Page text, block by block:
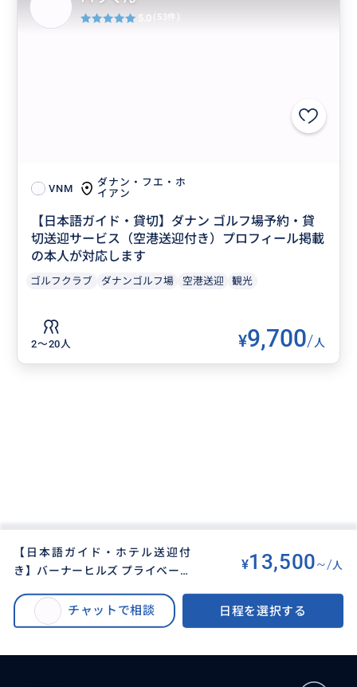
VNM
ダナン・フエ・ホ
イアン
【日本語ガイド・貸切】ダナン ゴルフ場予約・貸
切送迎サービス（空港送迎付き）プロフィール掲載
の本人が対応します
ゴルフクラブ ダナンゴルフ場 空港送迎 観光
2〜20人 ¥9,700/人
5.0 (53件)
【日本語ガイド・ホテル送迎付
き】バーナーヒルズ プライベート
場チケット込み／ダナンまたはホ
イアン発）プロフィール掲載の本
¥13,500~/ 人
チャットで相談 日程を選択する
【日本語ガイド・ホテル送迎付き】バーナーヒルズ プライベートツアー（ゴ
ールデンブリッジ・入場チケット込み／ダナンまたはホイアン発）プロフィ
ール掲載の本人がガイドします